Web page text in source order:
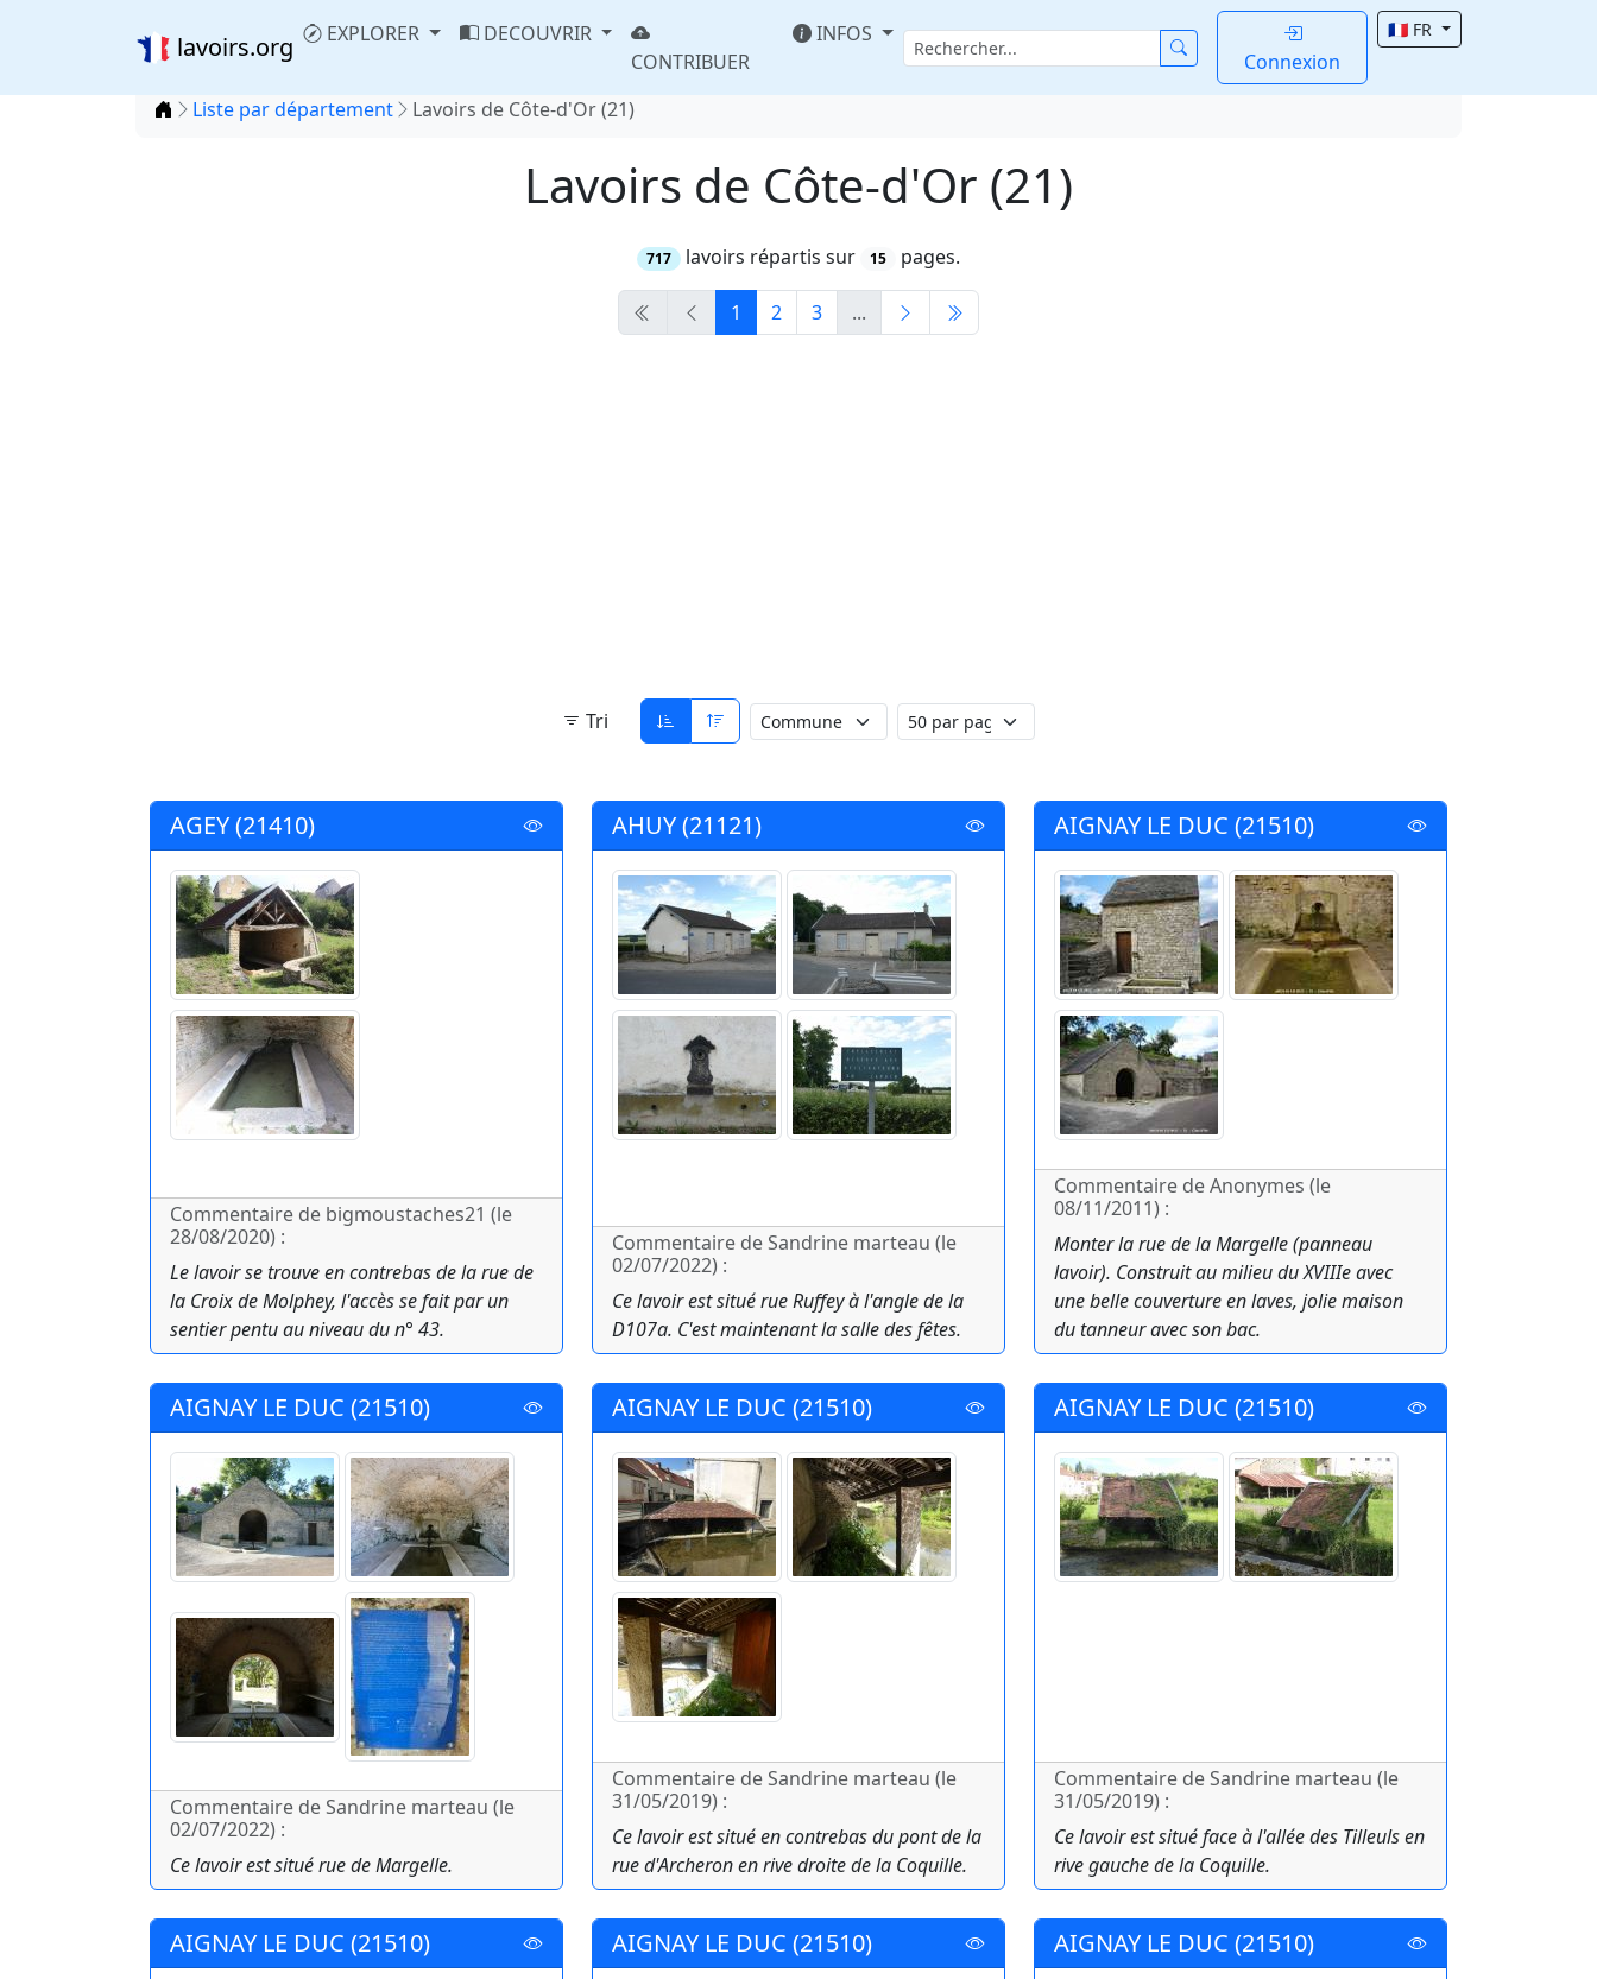
lavoirs.org EXPLORER
DECOUVRIR
CONTRIBUER
INFOS
Connexion
🇫🇷 FR
Accueil
Liste par département Lavoirs de Côte-d'Or (21)
Lavoirs de Côte-d'Or (21)
717 lavoirs répartis sur 15 pages.
1 2 3 ...
Tri
AGEY (21410)
Commentaire de bigmoustaches21 (le
28/08/2020) :
Le lavoir se trouve en contrebas de la rue de
la Croix de Molphey, l'accès se fait par un
sentier pentu au niveau du n° 43.
AHUY (21121)
Commentaire de Sandrine marteau (le
02/07/2022) :
Ce lavoir est situé rue Ruffey à l'angle de la
D107a. C'est maintenant la salle des fêtes.
AIGNAY LE DUC (21510)
Commentaire de Anonymes (le
08/11/2011) :
Monter la rue de la Margelle (panneau
lavoir). Construit au milieu du XVIIIe avec
une belle couverture en laves, jolie maison
du tanneur avec son bac.
AIGNAY LE DUC (21510)
Commentaire de Sandrine marteau (le
02/07/2022) :
Ce lavoir est situé rue de Margelle.
AIGNAY LE DUC (21510)
Commentaire de Sandrine marteau (le
31/05/2019) :
Ce lavoir est situé en contrebas du pont de la
rue d'Archeron en rive droite de la Coquille.
AIGNAY LE DUC (21510)
Commentaire de Sandrine marteau (le
31/05/2019) :
Ce lavoir est situé face à l'allée des Tilleuls en
rive gauche de la Coquille.
AIGNAY LE DUC (21510) AIGNAY LE DUC (21510) AIGNAY LE DUC (21510)